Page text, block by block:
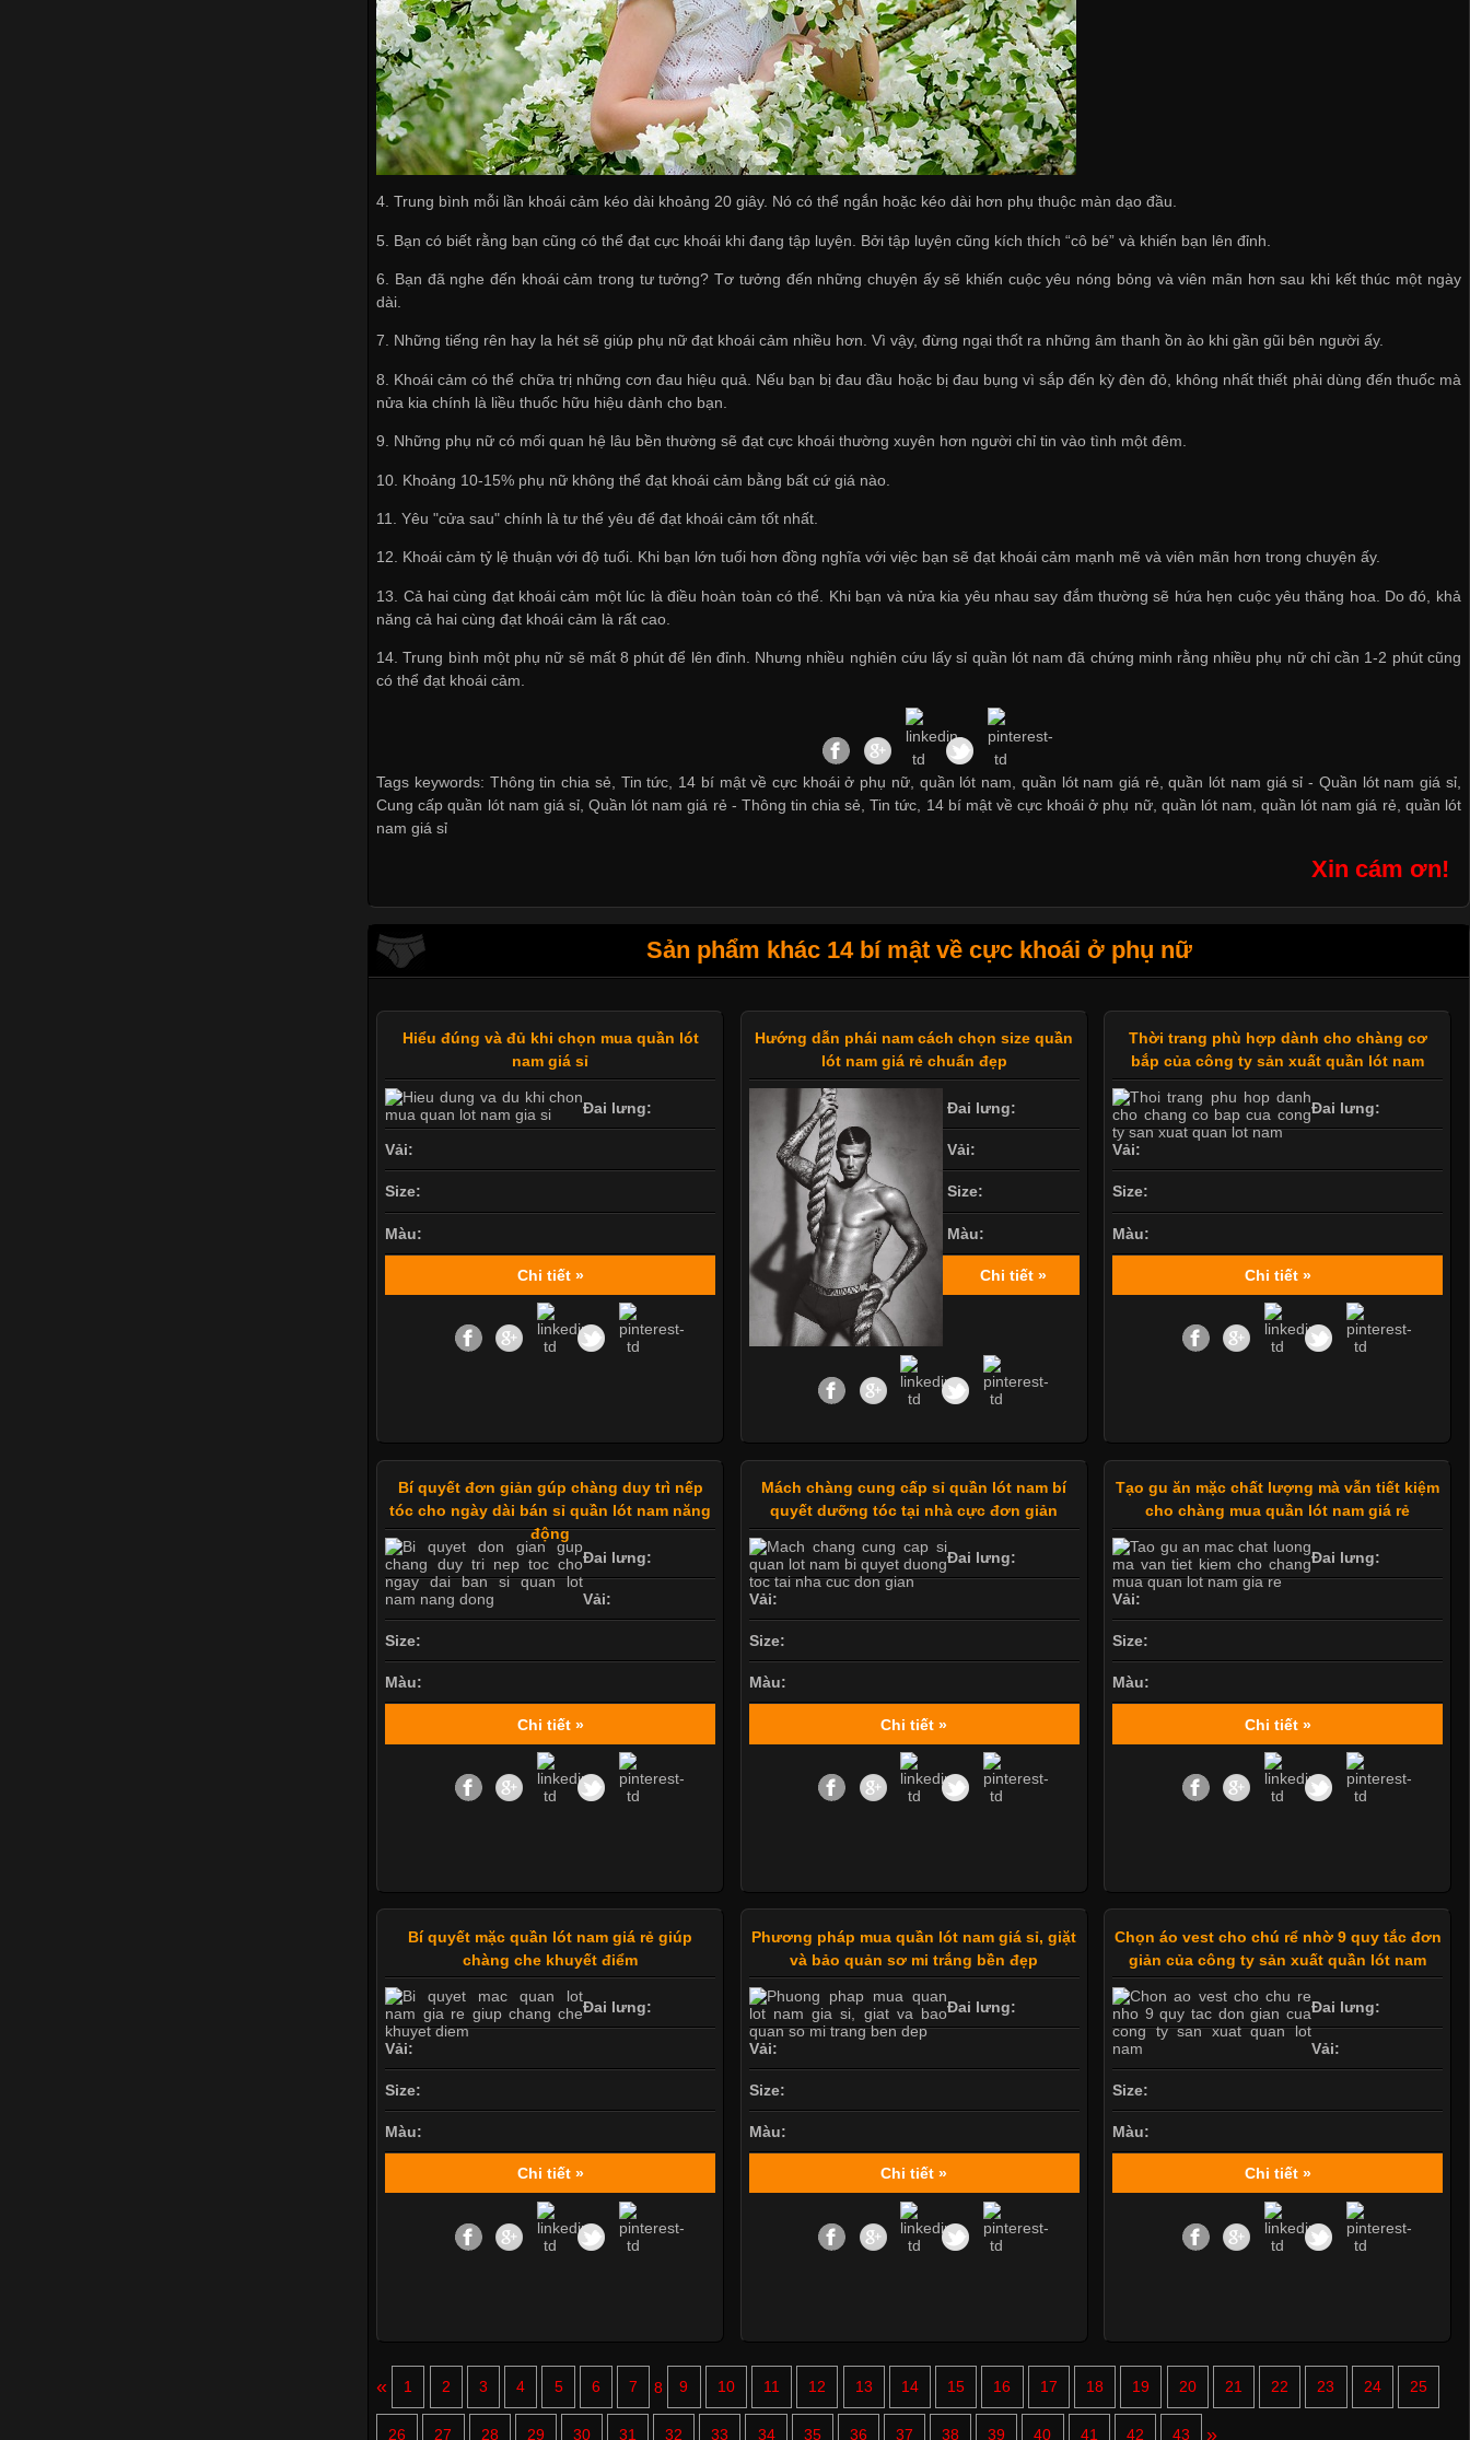
4. Trung bình mỗi lần khoái cảm kéo dài khoảng 20 giây. Nó có thể ngắn hoặc kéo dài hơn phụ thuộc màn dạo đầu.
5. Bạn có biết rằng bạn cũng có thể đạt cực khoái khi đang tập luyện. Bởi tập luyện cũng kích thích “cô bé” và khiến bạn lên đỉnh.
6. Bạn đã nghe đến khoái cảm trong tư tưởng? Tơ tưởng đến những chuyện ấy sẽ khiến cuộc yêu nóng bỏng và viên mãn hơn sau khi kết thúc một ngày
dài.
7. Những tiếng rên hay la hét sẽ giúp phụ nữ đạt khoái cảm nhiều hơn. Vì vậy, đừng ngại thốt ra những âm thanh ồn ào khi gần gũi bên người ấy.
8. Khoái cảm có thể chữa trị những cơn đau hiệu quả. Nếu bạn bị đau đầu hoặc bị đau bụng vì sắp đến kỳ đèn đỏ, không nhất thiết phải dùng đến thuốc mà
nửa kia chính là liều thuốc hữu hiệu dành cho bạn.
9. Những phụ nữ có mối quan hệ lâu bền thường sẽ đạt cực khoái thường xuyên hơn người chỉ tin vào tình một đêm.
10. Khoảng 10-15% phụ nữ không thể đạt khoái cảm bằng bất cứ giá nào.
11. Yêu "cửa sau" chính là tư thế yêu để đạt khoái cảm tốt nhất.
12. Khoái cảm tỷ lệ thuận với độ tuổi. Khi bạn lớn tuổi hơn đồng nghĩa với việc bạn sẽ đạt khoái cảm mạnh mẽ và viên mãn hơn trong chuyện ấy.
13. Cả hai cùng đạt khoái cảm một lúc là điều hoàn toàn có thể. Khi bạn và nửa kia yêu nhau say đắm thường sẽ hứa hẹn cuộc yêu thăng hoa. Do đó, khả
năng cả hai cùng đạt khoái cảm là rất cao.
14. Trung bình một phụ nữ sẽ mất 8 phút để lên đỉnh. Nhưng nhiều nghiên cứu lấy sỉ quần lót nam đã chứng minh rằng nhiều phụ nữ chỉ cần 1-2 phút cũng
có thể đạt khoái cảm.
Tags keywords: Thông tin chia sẻ, Tin tức, 14 bí mật về cực khoái ở phụ nữ, quần lót nam, quần lót nam giá rẻ, quần lót nam giá sỉ - Quần lót nam giá sỉ,
Cung cấp quần lót nam giá sỉ,Quần lót nam giá rẻ - Thông tin chia sẻ,Tin tức, 14 bí mật về cực khoái ở phụ nữ, quần lót nam,quần lót nam giá rẻ, quần lót
nam giá sỉ
Xin cám ơn!
Sản phẩm khác 14 bí mật về cực khoái ở phụ nữ
Hiểu đúng và đủ khi chọn mua quần lót
nam giá sỉ
Đai lưng:
Vải:
Size:
Màu:
Chi tiết »
Hướng dẫn phái nam cách chọn size quần
lót nam giá rẻ chuẩn đẹp
Đai lưng:
Vải:
Size:
Màu:
Chi tiết »
Thời trang phù hợp dành cho chàng cơ
bắp của công ty sản xuất quần lót nam
Đai lưng:
Vải:
Size:
Màu:
Chi tiết »
Bí quyết đơn giản gúp chàng duy trì nếp
tóc cho ngày dài bán sỉ quần lót nam năng
động
Đai lưng:
Vải:
Size:
Màu:
Chi tiết »
Mách chàng cung cấp sỉ quần lót nam bí
quyết dưỡng tóc tại nhà cực đơn giản
Đai lưng:
Vải:
Size:
Màu:
Chi tiết »
Tạo gu ăn mặc chất lượng mà vẫn tiết kiệm
cho chàng mua quần lót nam giá rẻ
Đai lưng:
Vải:
Size:
Màu:
Chi tiết »
Bí quyết mặc quần lót nam giá rẻ giúp
chàng che khuyết điểm
Đai lưng:
Vải:
Size:
Màu:
Chi tiết »
Phương pháp mua quần lót nam giá sỉ, giặt
và bảo quản sơ mi trắng bền đẹp
Đai lưng:
Vải:
Size:
Màu:
Chi tiết »
Chọn áo vest cho chú rể nhờ 9 quy tắc đơn
giản của công ty sản xuất quần lót nam
Đai lưng:
Vải:
Size:
Màu:
Chi tiết »
« 1 2 3 4 5 6 7 8 9 10 11 12 13 14 15 16 17 18 19 20 21 22 23 24 25
26 27 28 29 30 31 32 33 34 35 36 37 38 39 40 41 42 43 »
Thị hiều quần lót nam bơi lội nam và nữ 2017